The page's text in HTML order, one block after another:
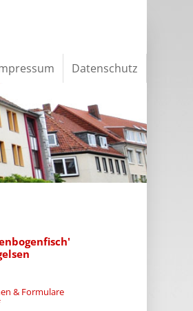
& Formulare
Datenschutz